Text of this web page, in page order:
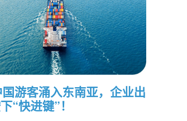
游客涌入东南亚，企业出
“快进键”！